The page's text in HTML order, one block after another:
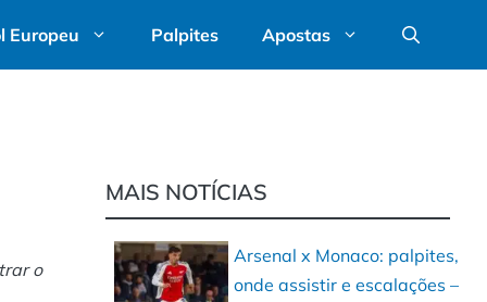
Europeu Palpites Apostas
o
MAIS NOTÍCIAS
Arsenal x Monaco: palpites,
onde assistir e escalações –